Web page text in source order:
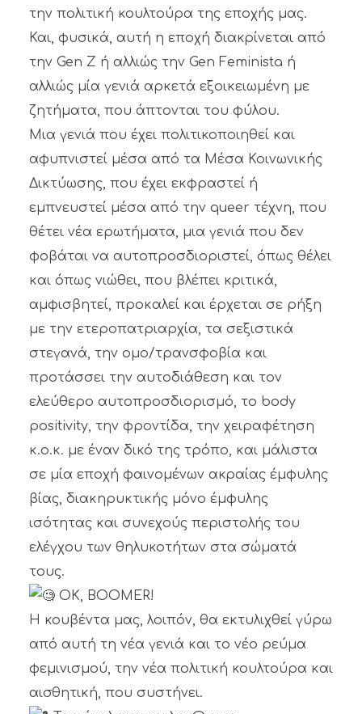
την πολιτική κουλτούρα της εποχής μας.
Και, φυσικά, αυτή η εποχή διακρίνεται από
την Gen Z ή αλλιώς την Gen Feminista ή
αλλιώς μία γενιά αρκετά εξοικειωμένη με
ζητήματα, που άπτονται του φύλου.
Μια γενιά που έχει πολιτικοποιηθεί και
αφυπνιστεί μέσα από τα Μέσα Κοινωνικής
Δικτύωσης, που έχει εκφραστεί ή
εμπνευστεί μέσα από την queer τέχνη, που
θέτει νέα ερωτήματα, μια γενιά που δεν
φοβάται να αυτοπροσδιοριστεί, όπως θέλει
και όπως νιώθει, που βλέπει κριτικά,
αμφισβητεί, προκαλεί και έρχεται σε ρήξη
με την ετεροπατριαρχία, τα σεξιστικά
στεγανά, την ομο/τρανσφοβία και
προτάσσει την αυτοδιάθεση και τον
ελεύθερο αυτοπροσδιορισμό, το body
positivity, την φροντίδα, την χειραφέτηση
κ.ο.κ. με έναν δικό της τρόπο, και μάλιστα
σε μία εποχή φαινομένων ακραίας έμφυλης
βίας, διακηρυκτικής μόνο έμφυλης
ισότητας και συνεχούς περιστολής του
ελέγχου των θηλυκοτήτων στα σώματά
τους.
OK, BOOMER!
Η κουβέντα μας, λοιπόν, θα εκτυλιχθεί γύρω
από αυτή τη νέα γενιά και το νέο ρεύμα
φεμινισμού, την νέα πολιτική κουλτούρα και
αισθητική, που συστήνει.